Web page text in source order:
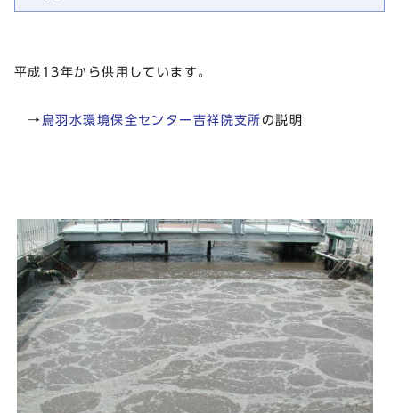
平成13年から供用しています。
→ 鳥羽水環境保全センター吉祥院支所 の説明